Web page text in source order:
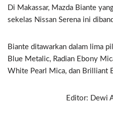
Di Makassar, Mazda Biante
sekelas Nissan Serena ini
Biante ditawarkan dalam lima
Blue Metalic, Radian Ebony
White Pearl Mica, dan Brilliant
Editor: Dewi